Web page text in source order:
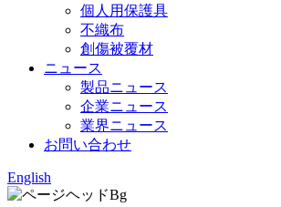
個人用保護具
不織布
創傷被覆材
ニュース
製品ニュース
企業ニュース
業界ニュース
お問い合わせ
English